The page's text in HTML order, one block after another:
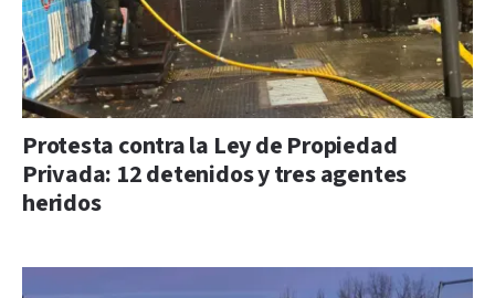
Protesta contra la Ley de Propiedad
Privada: 12 detenidos y tres agentes
heridos